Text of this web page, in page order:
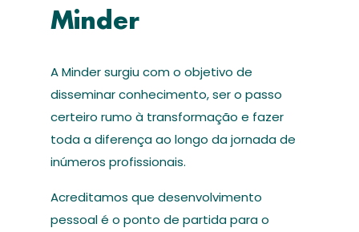
Minder
A Minder surgiu com o objetivo de
disseminar conhecimento, ser o passo
certeiro rumo à transformação e fazer
toda a diferença ao longo da jornada de
inúmeros profissionais.
Acreditamos que desenvolvimento
pessoal é o ponto de partida para o